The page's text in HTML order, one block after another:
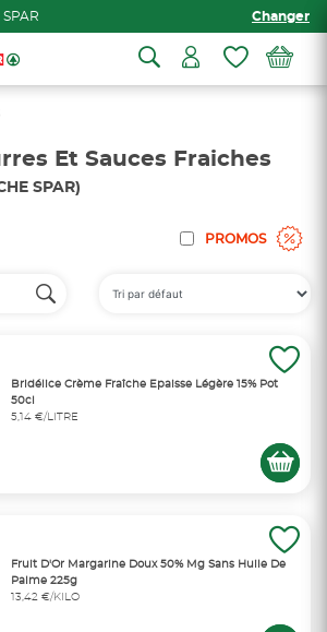
Changer
Et Sauces Fraiches
SPAR)
PROMOS
Bridélice Crème Fraîche Epaisse Légère 15% Pot
50cl
5,14 €/LITRE
Fruit D'Or Margarine Doux 50% Mg Sans Huile De
Palme 225g
13,42 €/KILO